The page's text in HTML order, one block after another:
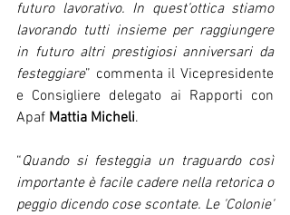
futuro lavorativo. In quest’ottica stiamo
lavorando tutti insieme per raggiungere
in futuro altri prestigiosi anniversari da
festeggiare” commenta il Vicepresidente
e Consigliere delegato ai Rapporti con
Apaf Mattia Micheli.
“Quando si festeggia un traguardo così
importante è facile cadere nella retorica o
peggio dicendo cose scontate. Le 'Colonie'